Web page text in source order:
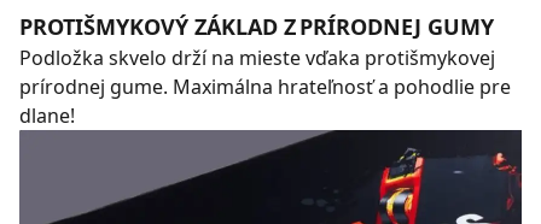
PROTIŠMYKOVÝ ZÁKLAD Z PRÍRODNEJ GUMY
Podložka skvelo drží na mieste vďaka protišmykovej
prírodnej gume. Maximálna hrateľnosť a pohodlie pre
dlane!